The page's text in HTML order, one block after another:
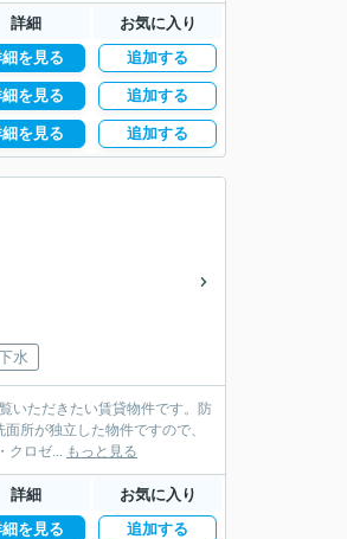
詳細 お気に入り
を見る 追加する
を見る 追加する
を見る 追加する
水
いただきたい賃貸物件です。防
所が独立した物件ですので、
クロゼ... もっと見る
詳細 お気に入り
を見る 追加する